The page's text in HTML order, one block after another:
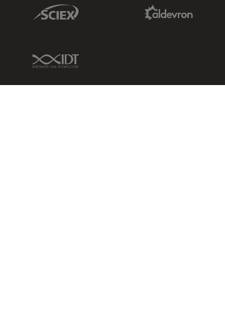
Sciex Link
IDT Link